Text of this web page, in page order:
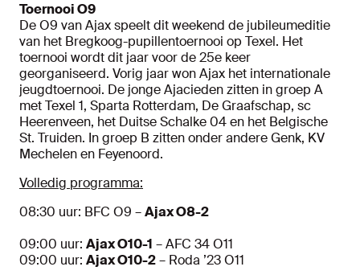
Toernooi O9
De O9 van Ajax speelt dit weekend de jubileumeditie
van het Bregkoog-pupillentoernooi op Texel. Het
toernooi wordt dit jaar voor de 25e keer
georganiseerd. Vorig jaar won Ajax het internationale
jeugdtoernooi. De jonge Ajacieden zitten in groep A
met Texel 1, Sparta Rotterdam, De Graafschap, sc
Heerenveen, het Duitse Schalke 04 en het Belgische
St. Truiden. In groep B zitten onder andere Genk, KV
Mechelen en Feyenoord.
Volledig programma:
08:30 uur: BFC O9 –Ajax O8-2
09:00 uur: Ajax O10-1 – AFC 34 O11
09:00 uur: Ajax O10-2– Roda ’23 O11